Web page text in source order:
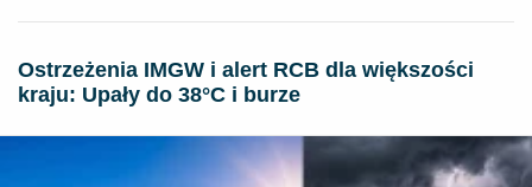
Ostrzeżenia IMGW i alert RCB dla większości
kraju: Upały do 38°C i burze